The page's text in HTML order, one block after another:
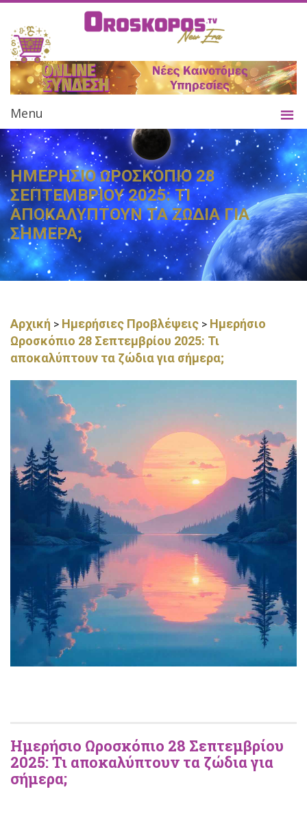
Menu
ΗΜΕΡΗΣΙΟ ΩΡΟΣΚΟΠΙΟ 28
ΣΕΠΤΕΜΒΡΙΟΥ 2025: ΤΙ
ΑΠΟΚΑΛΥΠΤΟΥΝ ΤΑ ΖΩΔΙΑ ΓΙΑ
ΣΗΜΕΡΑ;
Αρχική > Ημερήσιες Προβλέψεις > Ημερήσιο
Ωροσκόπιο 28 Σεπτεμβρίου 2025: Τι
αποκαλύπτουν τα ζώδια για σήμερα;
Ημερήσιο Ωροσκόπιο 28 Σεπτεμβρίου
2025: Τι αποκαλύπτουν τα ζώδια για
σήμερα;